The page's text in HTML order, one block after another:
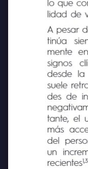
lo que
A pesar
tinúa
mente
en
signos
desde la
suele
des de
tante, el
más
del
un